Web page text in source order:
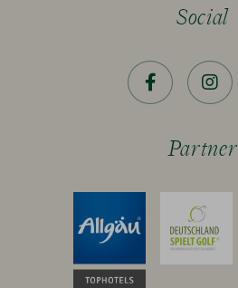
Social
Facebook
Partner